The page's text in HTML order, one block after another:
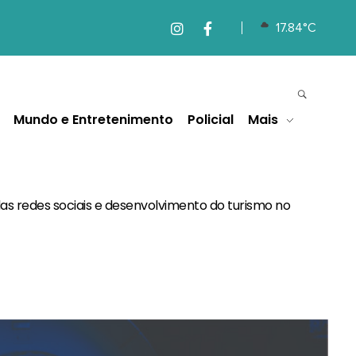
17.84°C
Mundo e Entretenimento Policial Mais
redes sociais e desenvolvimento do turismo no